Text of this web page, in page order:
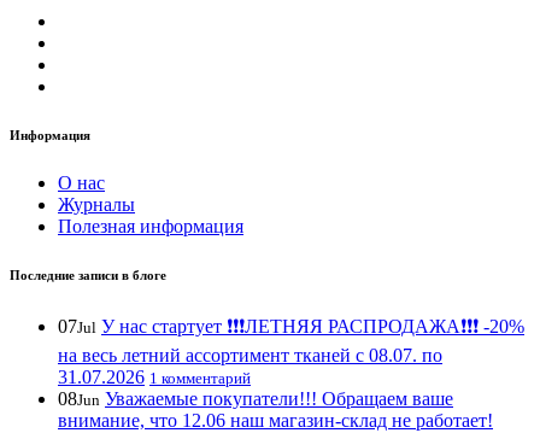
Информация
О нас
Журналы
Полезная информация
Последние записи в блоге
07Jul У нас стартует ❗️❗️❗️ЛЕТНЯЯ РАСПРОДАЖА❗️❗️❗️ -20%
на весь летний ассортимент тканей с 08.07. по
31.07.2026 1 комментарий
08Jun Уважаемые покупатели!!! Обращаем ваше
внимание, что 12.06 наш магазин-склад не работает!